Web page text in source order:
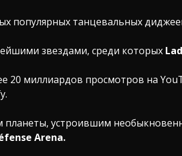
популярных танцевальных
звездами, среди которых
20 миллиардов просмотров на
устроившим
Arena.